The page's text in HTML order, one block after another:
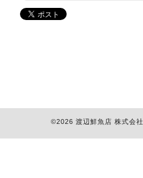
©2026 渡辺鮮魚店 株式会社